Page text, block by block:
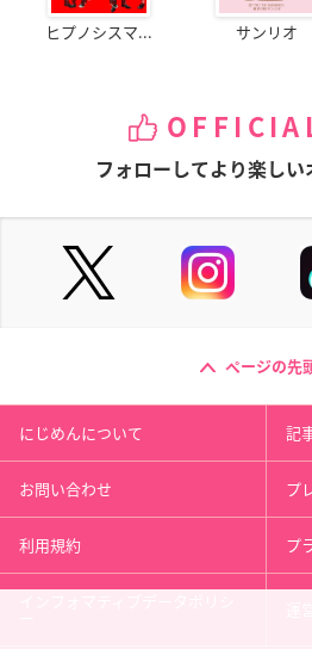
ヒプノシスマ... サンリオ
フォローしてより楽しい
ページの先
にじめんについて 記
お問い合わせ プ
利用規約 プ